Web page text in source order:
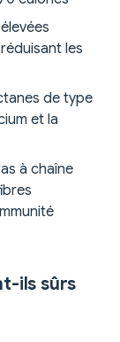
les
de type
et la
à chaîne
ils sûrs